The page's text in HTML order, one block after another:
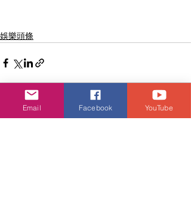
娛樂頭條
Email Facebook YouTube